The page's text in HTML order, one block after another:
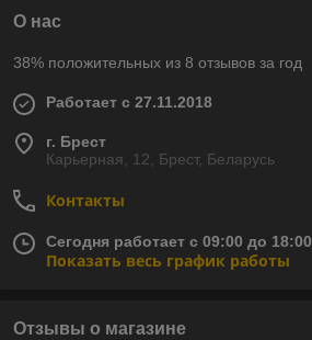
О нас
38% положительных из 8 отзывов за год
Работает с 27.11.2018
г. Брест
Карьерная, 12, Брест, Беларусь
Контакты
Сегодня работает с 09:00 до 18:00
Показать весь график работы
Отзывы о магазине